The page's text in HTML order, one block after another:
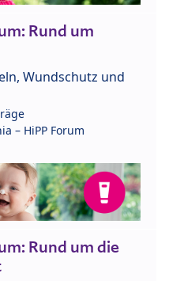
Rund um
Wundschutz und
– HiPP Forum
Rund um die